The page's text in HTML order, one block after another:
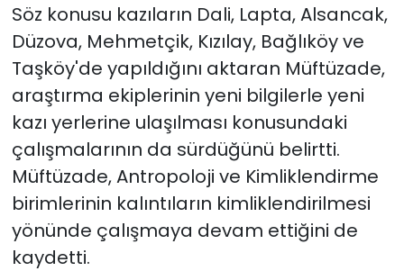
Söz konusu kazıların Dali, Lapta, Alsancak,
Düzova, Mehmetçik, Kızılay, Bağlıköy ve
Taşköy'de yapıldığını aktaran Müftüzade,
araştırma ekiplerinin yeni bilgilerle yeni
kazı yerlerine ulaşılması konusundaki
çalışmalarının da sürdüğünü belirtti.
Müftüzade, Antropoloji ve Kimliklendirme
birimlerinin kalıntıların kimliklendirilmesi
yönünde çalışmaya devam ettiğini de
kaydetti.